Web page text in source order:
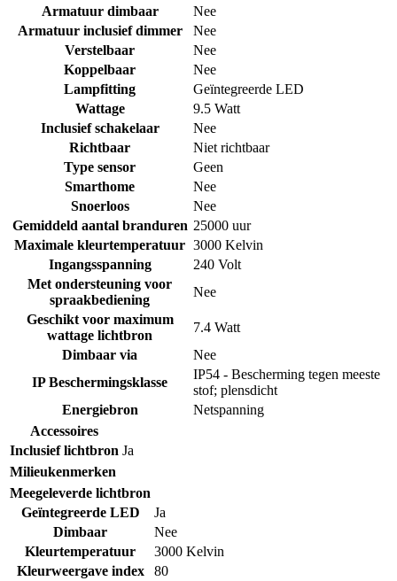
Armatuur dimbaar
Nee
Armatuur inclusief dimmer
Nee
Verstelbaar
Nee
Koppelbaar
Nee
Lampfitting
Geïntegreerde LED
Wattage
9.5 Watt
Inclusief schakelaar
Nee
Richtbaar
Niet richtbaar
Type sensor
Geen
Smarthome
Nee
Snoerloos
Nee
Gemiddeld aantal branduren 25000 uur
Maximale kleurtemperatuur 3000 Kelvin
Ingangsspanning
240 Volt
Met ondersteuning voor
spraakbediening
Nee
Geschikt voor maximum
wattage lichtbron
7.4 Watt
Dimbaar via
Nee
IP Beschermingsklasse
IP54 - Bescherming tegen meeste
stof; plensdicht
Energiebron
Netspanning
Accessoires
Inclusief lichtbron Ja
Milieukenmerken
Meegeleverde lichtbron
Geïntegreerde LED
Ja
Dimbaar
Nee
Kleurtemperatuur
3000 Kelvin
Kleurweergave index
80